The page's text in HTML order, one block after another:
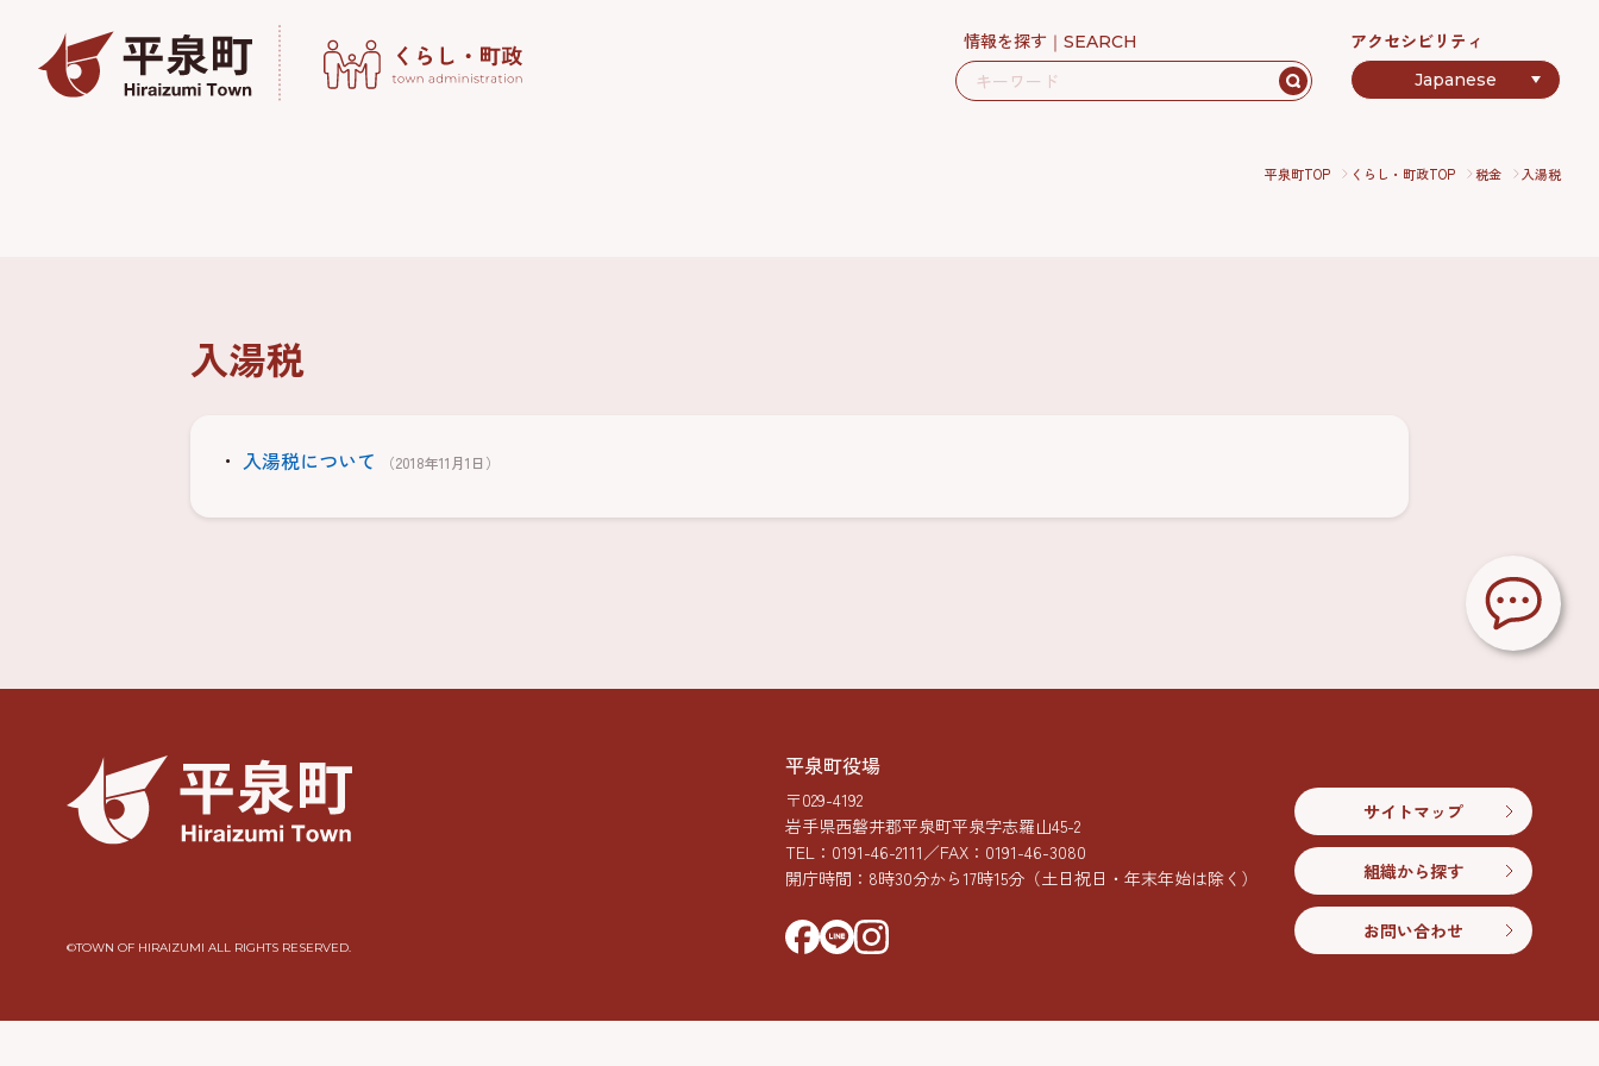
情報を探す SEARCH アクセシビリティ
平泉町TOP くらし・町政TOP 税金 入湯税
入湯税
入湯税について （2018年11月1日）
©︎TOWN OF HIRAIZUMI ALL RIGHTS RESERVED.
平泉町役場
〒029-4192
岩手県西磐井郡平泉町平泉字志羅山45-2
TEL： 0191-46-2111／FAX：0191-46-3080
開庁時間：8時30分から17時15分 （土日祝日・年末年始は除く）
サイトマップ
組織から探す
お問い合わせ